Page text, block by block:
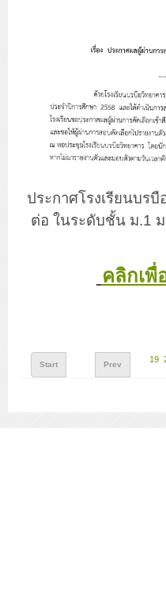
ประกาศโรงเรียนบร
ต่อ ในระดับชั้น ม.1
คลิกเพื่
Start Prev
19